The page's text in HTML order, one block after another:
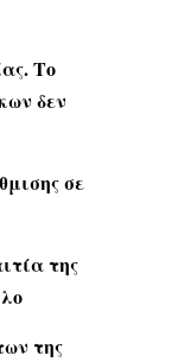
Το
δεν
σε
της
της